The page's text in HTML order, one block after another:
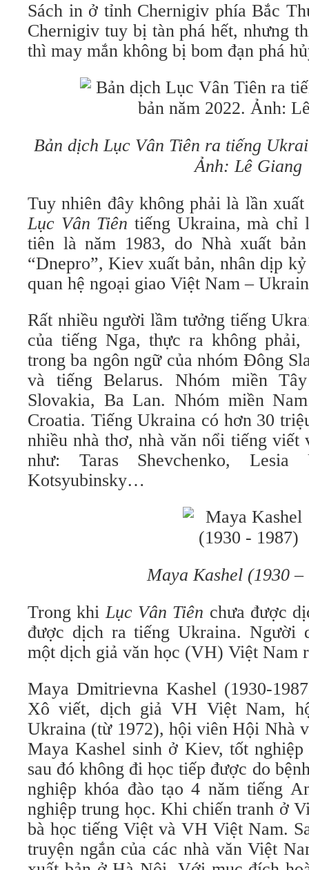
Sách in ở tỉnh Chernigiv phía Bắc
Chernigiv tuy bị tàn phá hết, nhưng
thì may mắn không bị bom đạn phá
Bản dịch Lục Vân Tiên ra tiếng
Ảnh: Lê Giang
Tuy nhiên đây không phải là lần
Lục Vân Tiên tiếng Ukraina, mà chỉ
tiên là năm 1983, do Nhà xuất
“Dnepro”, Kiev xuất bản, nhân dịp
quan hệ ngoại giao Việt Nam –
Rất nhiều người lầm tưởng tiếng
của tiếng Nga, thực ra không
trong ba ngôn ngữ của nhóm Đông
và tiếng Belarus. Nhóm miền
Slovakia, Ba Lan. Nhóm miền
Croatia. Tiếng Ukraina có hơn 30
nhiều nhà thơ, nhà văn nổi tiếng viết
như: Taras Shevchenko, Lesia
Kotsyubinsky…
Maya Kashel (1930 –
Trong khiLục Vân Tiên chưa được
được dịch ra tiếng Ukraina. Người
một dịch giả văn học (VH) Việt Nam
Maya Dmitrievna Kashel (1930-
Xô viết, dịch giả VH Việt Nam,
Ukraina (từ 1972), hội viên Hội Nhà
Maya Kashel sinh ở Kiev, tốt nghiệp
sau đó không đi học tiếp được do
nghiệp khóa đào tạo 4 năm tiếng
nghiệp trung học. Khi chiến tranh ở
bà học tiếng Việt và VH Việt Nam.
truyện ngắn của các nhà văn Việt